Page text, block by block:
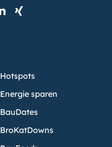
Hotspots
Energie sparen
BauDates
BroKatDowns